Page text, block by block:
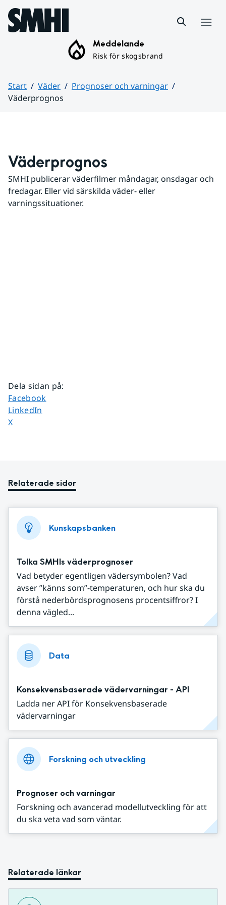
Hoppa till sidans innehåll
Meddelande
Risk för skogsbrand
Start Väder
Prognoser och varningar
Väderprognos
Väderprognos
SMHI publicerar väderfilmer måndagar, onsdagar och
fredagar. Eller vid särskilda väder- eller
varningssituationer.
Dela sidan på:
Dela sidan på
Facebook
Dela sidan på
LinkedIn
Dela sidan på
X
Relaterade sidor
Kunskapsbanken
Tolka SMHIs väderprognoser
Vad betyder egentligen vädersymbolen? Vad
avser ”känns som”-temperaturen, och hur ska du
förstå nederbördsprognosens procentsiffror? I
denna vägled...
Data
Konsekvensbaserade vädervarningar - API
Ladda ner API för Konsekvensbaserade
vädervarningar
Forskning och utveckling
Prognoser och varningar
Forskning och avancerad modellutveckling för att
du ska veta vad som väntar.
Relaterade länkar